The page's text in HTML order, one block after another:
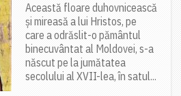
Această floare duhovnicească
și mireasă a lui Hristos, pe
care a odrăslit-o pământul
binecuvântat al Moldovei, s-a
născut pe la jumătatea
secolului al XVII-lea, în satul...